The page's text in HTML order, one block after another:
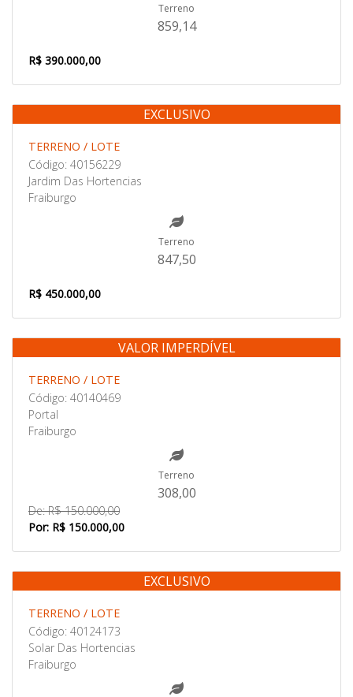
Terreno
859,14
R$ 390.000,00
Venda
EXCLUSIVO
TERRENO / LOTE
Código: 40156229
Jardim Das Hortencias
Fraiburgo
Terreno
847,50
R$ 450.000,00
Venda
VALOR IMPERDÍVEL
TERRENO / LOTE
Código: 40140469
Portal
Fraiburgo
Terreno
308,00
De: R$ 150.000,00
Por: R$ 150.000,00
Venda
EXCLUSIVO
TERRENO / LOTE
Código: 40124173
Solar Das Hortencias
Fraiburgo